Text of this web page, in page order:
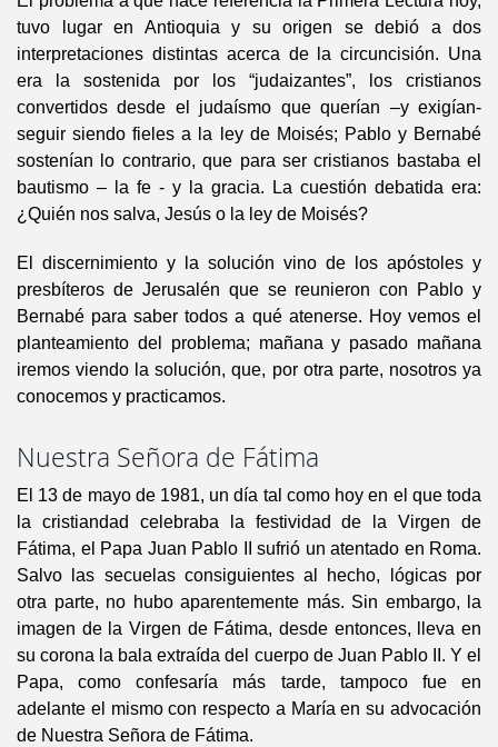
tuvo lugar en Antioquia y su origen se debió a dos
interpretaciones distintas acerca de la circuncisión. Una
era la sostenida por los “judaizantes”, los cristianos
convertidos desde el judaísmo que querían –y exigían-
seguir siendo fieles a la ley de Moisés; Pablo y Bernabé
sostenían lo contrario, que para ser cristianos bastaba el
bautismo – la fe - y la gracia. La cuestión debatida era:
¿Quién nos salva, Jesús o la ley de Moisés?
El discernimiento y la solución vino de los apóstoles y
presbíteros de Jerusalén que se reunieron con Pablo y
Bernabé para saber todos a qué atenerse. Hoy vemos el
planteamiento del problema; mañana y pasado mañana
iremos viendo la solución, que, por otra parte, nosotros ya
conocemos y practicamos.
Nuestra Señora de Fátima
El 13 de mayo de 1981, un día tal como hoy en el que toda
la cristiandad celebraba la festividad de la Virgen de
Fátima, el Papa Juan Pablo II sufrió un atentado en Roma.
Salvo las secuelas consiguientes al hecho, lógicas por
otra parte, no hubo aparentemente más. Sin embargo, la
imagen de la Virgen de Fátima, desde entonces, lleva en
su corona la bala extraída del cuerpo de Juan Pablo II. Y el
Papa, como confesaría más tarde, tampoco fue en
adelante el mismo con respecto a María en su advocación
de Nuestra Señora de Fátima.